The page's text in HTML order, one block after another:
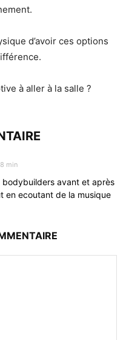
d’avoir ces options
à aller à la salle ?
min
bodybuilders avant et après
en ecoutant de la musique